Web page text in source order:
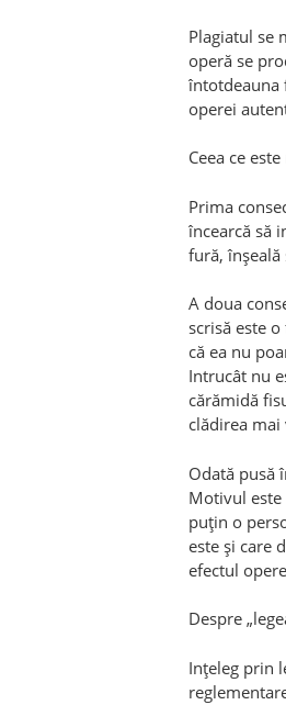
Plagiatul se
operă se
întotdeauna
operei
Ceea ce
Prima
încearcă să
fură,
A doua
scrisă este
că ea nu
Intrucât nu
cărămidă
clădirea
Odată pusă
Motivul este
puţin o
este şi care
efectul
Despre
Inţeleg prin